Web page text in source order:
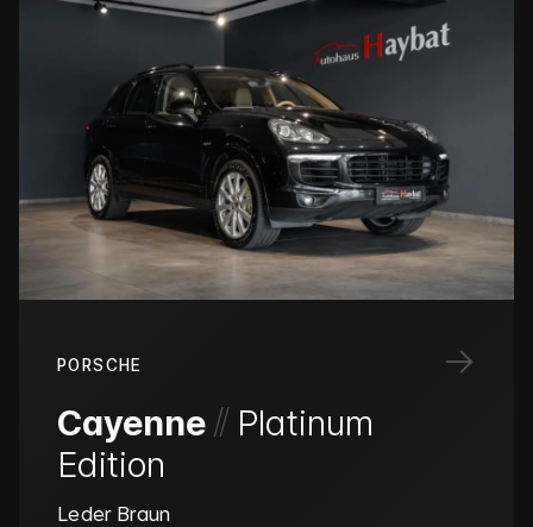
→
PORSCHE
Cayenne // Platinum
Edition
Leder Braun